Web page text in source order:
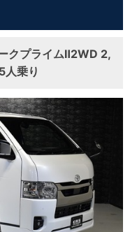
クプライムⅡ2WD 2,
乗り